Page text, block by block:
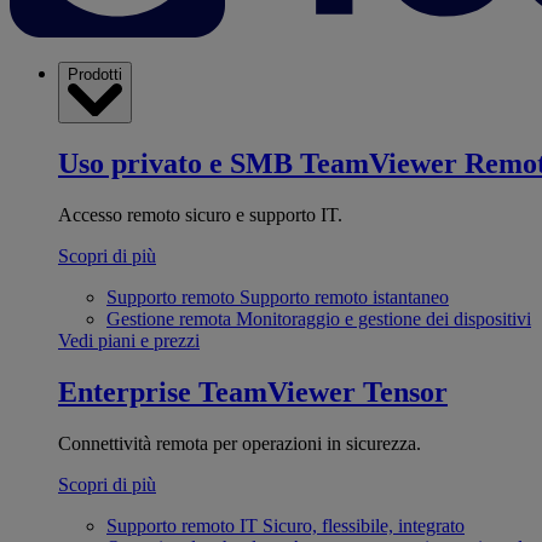
Prodotti
Uso privato e SMB TeamViewer
Accesso remoto sicuro e supporto IT.
Scopri di più
Supporto remoto Supporto remoto istantaneo
Gestione remota Monitoraggio e gestione dei dispositivi
Vedi piani e prezzi
Enterprise TeamViewer Tensor
Connettività remota per operazioni in sicurezza.
Scopri di più
Supporto remoto IT Sicuro, flessibile, integrato